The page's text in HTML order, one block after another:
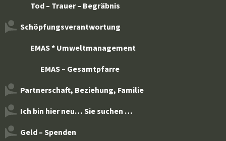
Tod – Trauer – Begräbnis
Schöpfungsverantwortung
EMAS * Umweltmanagement
EMAS – Gesamtpfarre
Partnerschaft, Beziehung, Familie
Ich bin hier neu… Sie suchen …
Geld – Spenden